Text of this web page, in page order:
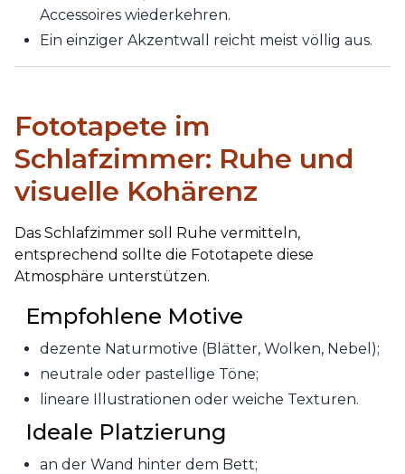
Accessoires wiederkehren.
Ein einziger Akzentwall reicht meist völlig aus.
Fototapete im
Schlafzimmer: Ruhe und
visuelle Kohärenz
Das Schlafzimmer soll Ruhe vermitteln,
entsprechend sollte die Fototapete diese
Atmosphäre unterstützen.
Empfohlene Motive
dezente Naturmotive (Blätter, Wolken, Nebel);
neutrale oder pastellige Töne;
lineare Illustrationen oder weiche Texturen.
Ideale Platzierung
an der Wand hinter dem Bett;